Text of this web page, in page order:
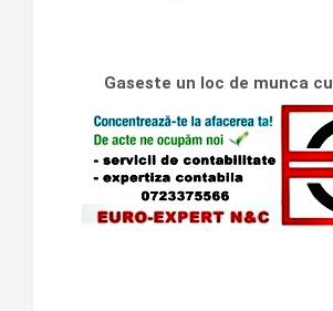
Gaseste un loc de munca cu